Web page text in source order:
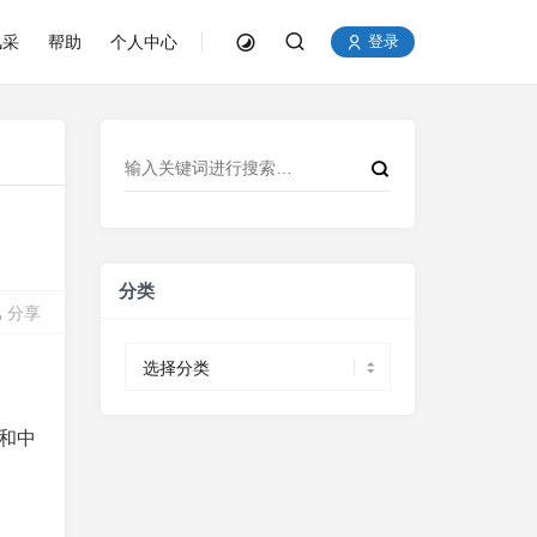
帮助 个人中心 登录
分享
中
分类